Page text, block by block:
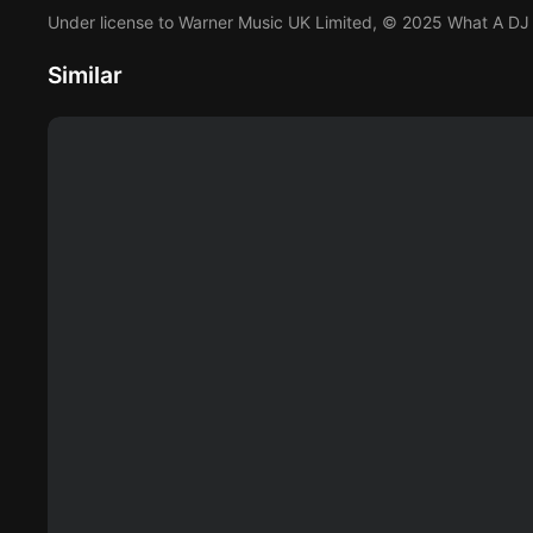
Under license to Warner Music UK Limited, © 2025 What A
Similar